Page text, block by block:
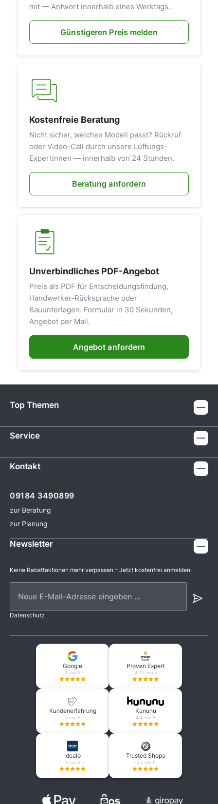
mit — Antwort innerhalb eines Werktags.
Günstigeren Preis melden
Kostenfreie Beratung
Nicht sicher, welches Modell passt? Rückruf
oder Video-Call durch unsere Lüftungs-
Expertinnen — innerhalb von 24 Stunden.
Beratung anfordern
Unverbindliches PDF-Angebot
Preis als PDF für Entscheidungsfindung,
Handwerker-Rücksprache oder
Bauunterlagen. Formular in 30 Sekunden,
Angebot per Mail.
Angebot anfordern
Top Themen
Service
Kontakt
09184 3490899
zur Beratung
zur Planung
Newsletter
Keine Rabattaktionen mehr verpassen – Jetzt kostenfrei anmelden.
Datenschutz
Google
5 von 5
Proven Expert
4.73 von 5
Kundenerfahrung
5 von 5
Kununu
4.4 von 5
Idealo
5 von 5
Trusted Shops
4.2 von 5